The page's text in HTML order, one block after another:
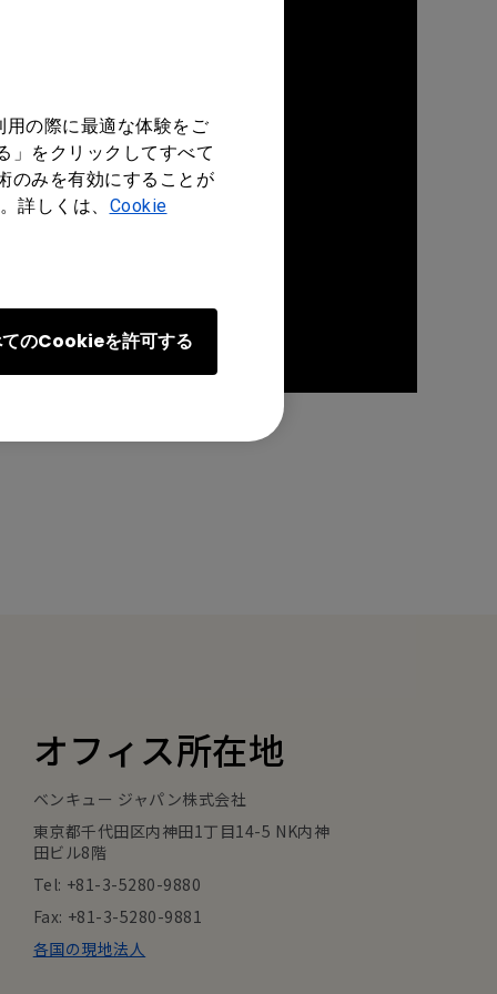
の際に最適な体験をご
」をクリックしてすべて
のみを有効にすることが
詳しくは、 Cookie
のCookieを許可する
オフィス所在地
ベンキュー ジャパン株式会社
東京都千代田区内神田1丁目14-5 NK内神
田ビル8階
Tel: +81-3-5280-9880
Fax: +81-3-5280-9881
各国の現地法人